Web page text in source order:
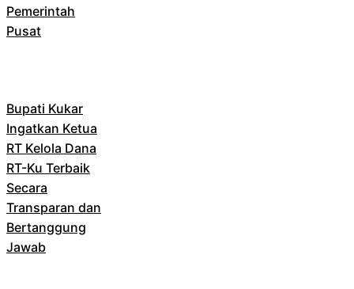
Pemerintah
Pusat
Bupati Kukar
Ingatkan Ketua
RT Kelola Dana
RT-Ku Terbaik
Secara
Transparan dan
Bertanggung
Jawab